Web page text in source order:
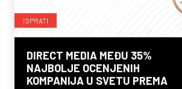
ISPRATI
DIRECT MEDIA MEĐU 35%
NAJBOLJE OCENJENIH
KOMPANIJA U SVETU PREMA